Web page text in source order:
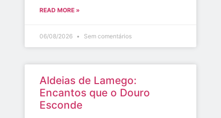
READ MORE »
06/08/2026 Sem comentários
Aldeias de Lamego:
Encantos que o Douro
Esconde